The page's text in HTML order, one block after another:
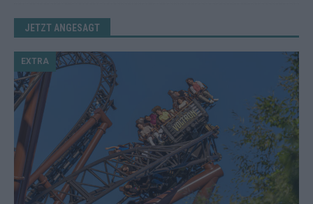
JETZT ANGESAGT
EXTRA